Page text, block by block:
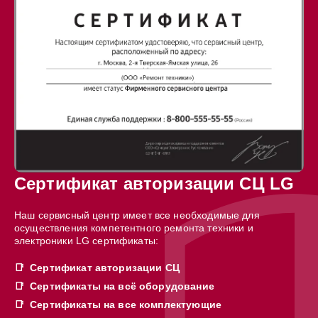
Сертификат авторизации СЦ LG
Наш сервисный центр имеет все необходимые для
осуществления компетентного ремонта техники и
электроники LG сертификаты:
Сертификат авторизации СЦ
Сертификаты на всё оборудование
Сертификаты на все комплектующие